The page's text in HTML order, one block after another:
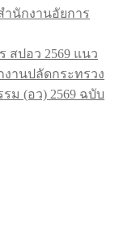
The
options
be
chosen
on
the
นักงานอัยการ
แนว
านปลัดกระทรวง
ม (อว) 2569 ฉบับ